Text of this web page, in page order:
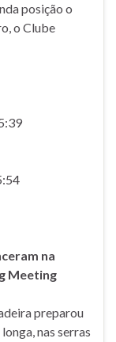
posição o
o Clube
na
Meeting
preparou
nas serras